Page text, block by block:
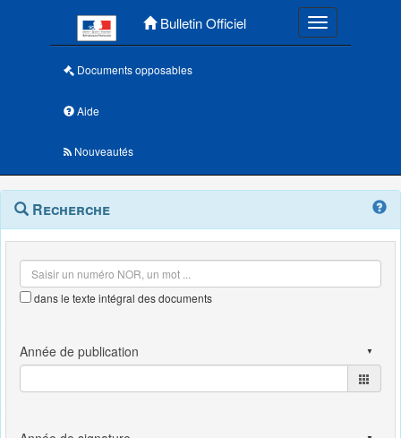
Bulletin Officiel Toggle
Documents opposables
Aide
Nouveautés
Navigation
outils
Menu
contextuel
Recherche
dans le texte intégral des documents